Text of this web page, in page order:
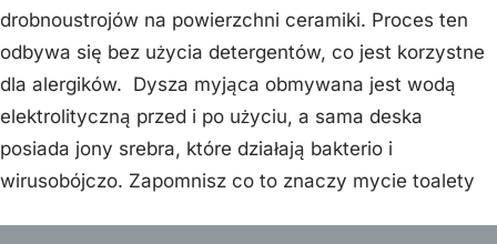
drobnoustrojów na powierzchni ceramiki. Proces ten
odbywa się bez użycia detergentów, co jest korzystne
dla alergików. Dysza myjąca obmywana jest wodą
elektrolityczną przed i po użyciu, a sama deska
posiada jony srebra, które działają bakterio i
wirusobójczo. Zapomnisz co to znaczy mycie toalety